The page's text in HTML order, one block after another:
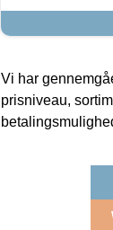
Vi har
prisniveau,